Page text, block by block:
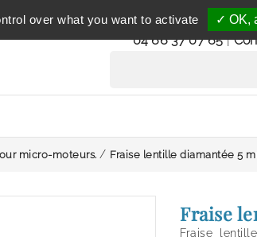
Service clientèle
du lundi au vendredi
04 66 37 07 65|
micro-moteurs. Fraise lentille diamantée 5
Fraise
Fraise
over what you want to activate ✓ OK,